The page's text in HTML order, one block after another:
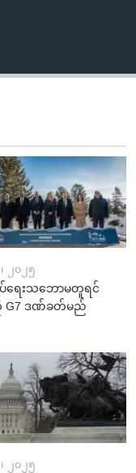
၂၀၂၅
ရေးသဘောမတူရင်
G7 ဒဏ်ခတ်မည်
၂၀၂၅